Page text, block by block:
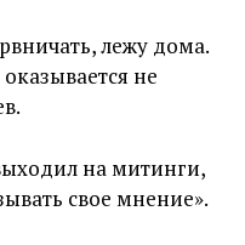
лежу дома.
не
на митинги,
свое мнение».